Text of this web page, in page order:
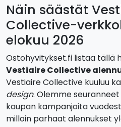
Näin säästät
Collective-
elokuu 2026
Ostohyvitykset.fi listaa tällä
Vestiaire Collective
Vestiaire Collective kuuluu
design. Olemme
kaupan kampanjoita
milloin parhaat alennukset